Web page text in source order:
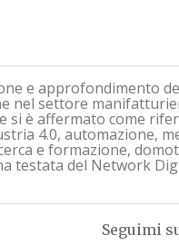
e approfondimento
nel settore
si è affermato come
4.0, automazione,
e formazione,
testata del Network
Seguimi